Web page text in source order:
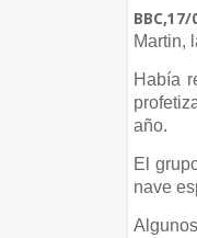
Martin,
Había
año.
El
nave